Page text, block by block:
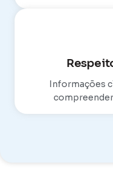
Informações